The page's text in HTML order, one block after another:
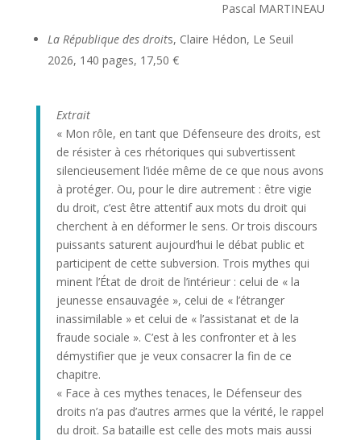
Pascal MARTINEAU
La République des droits, Claire Hédon, Le Seuil
2026, 140 pages, 17,50 €
Extrait
« Mon rôle, en tant que Défenseure des droits, est
de résister à ces rhétoriques qui subvertissent
silencieusement l’idée même de ce que nous avons
à protéger. Ou, pour le dire autrement : être vigie
du droit, c’est être attentif aux mots du droit qui
cherchent à en déformer le sens. Or trois discours
puissants saturent aujourd’hui le débat public et
participent de cette subversion. Trois mythes qui
minent l’État de droit de l’intérieur : celui de « la
jeunesse ensauvagée », celui de « l’étranger
inassimilable » et celui de « l’assistanat et de la
fraude sociale ». C’est à les confronter et à les
démystifier que je veux consacrer la fin de ce
chapitre.
« Face à ces mythes tenaces, le Défenseur des
droits n’a pas d’autres armes que la vérité, le rappel
du droit. Sa bataille est celle des mots mais aussi